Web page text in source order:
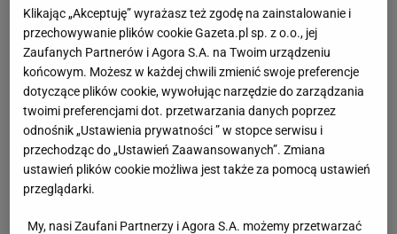
Klikając „Akceptuję” wyrażasz też zgodę na zainstalowanie i
przechowywanie plików cookie Gazeta.pl sp. z o.o., jej
Zaufanych Partnerów i Agora S.A. na Twoim urządzeniu
końcowym. Możesz w każdej chwili zmienić swoje preferencje
dotyczące plików cookie, wywołując narzędzie do zarządzania
twoimi preferencjami dot. przetwarzania danych poprzez
odnośnik „Ustawienia prywatności ” w stopce serwisu i
przechodząc do „Ustawień Zaawansowanych”. Zmiana
ustawień plików cookie możliwa jest także za pomocą ustawień
przeglądarki.
My, nasi Zaufani Partnerzy i Agora S.A. możemy przetwarzać